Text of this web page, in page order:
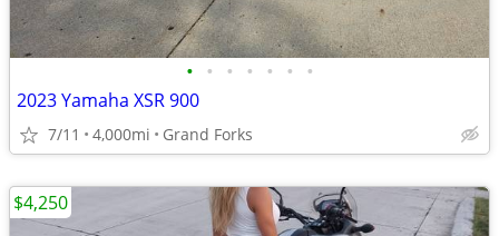
• • • • • • •
2023 Yamaha XSR 900
7/11 4,000mi Grand Forks
$4,250